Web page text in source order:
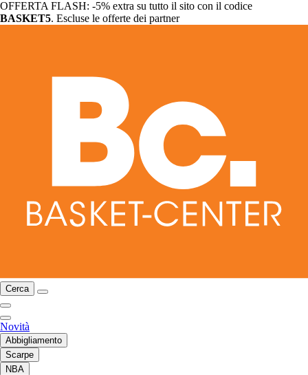
OFFERTA FLASH: -5% extra su tutto il sito con il codice
BASKET5. Escluse le offerte dei partner
Cerca
Novità
Abbigliamento
Scarpe
NBA